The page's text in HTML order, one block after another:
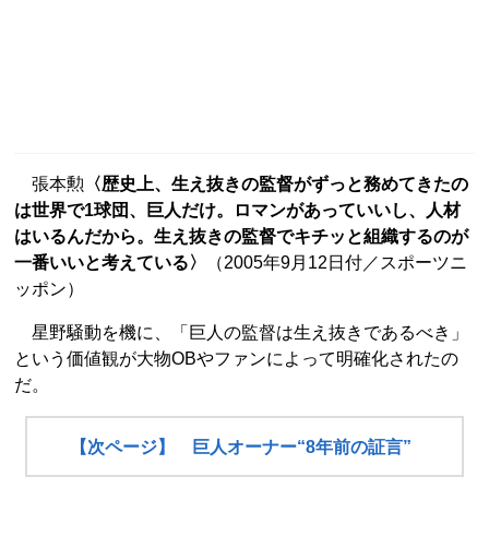
張本勲 〈歴史上、生え抜きの監督がずっと務めてきたの
は世界で1球団、巨人だけ。ロマンがあっていいし、人材
はいるんだから。生え抜きの監督でキチッと組織するのが
一番いいと考えている〉
（2005年9月12日付／スポーツニ
ッポン）
星野騒動を機に、「巨人の監督は生え抜きであるべき」
という価値観が大物OBやファンによって明確化されたの
だ。
【次ページ】 巨人オーナー“8年前の証言”